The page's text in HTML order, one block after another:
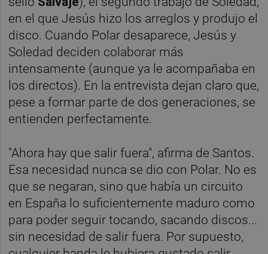
en el que Jesús hizo los arreglos y produjo el
disco. Cuando Polar desaparece, Jesús y
Soledad deciden colaborar más
intensamente (aunque ya le acompañaba en
los directos). En la entrevista dejan claro que,
pese a formar parte de dos generaciones, se
entienden perfectamente.
"Ahora hay que salir fuera", afirma de Santos.
Esa necesidad nunca se dio con Polar. No es
que se negaran, sino que había un circuito
en España lo suficientemente maduro como
para poder seguir tocando, sacando discos...
sin necesidad de salir fuera. Por supuesto,